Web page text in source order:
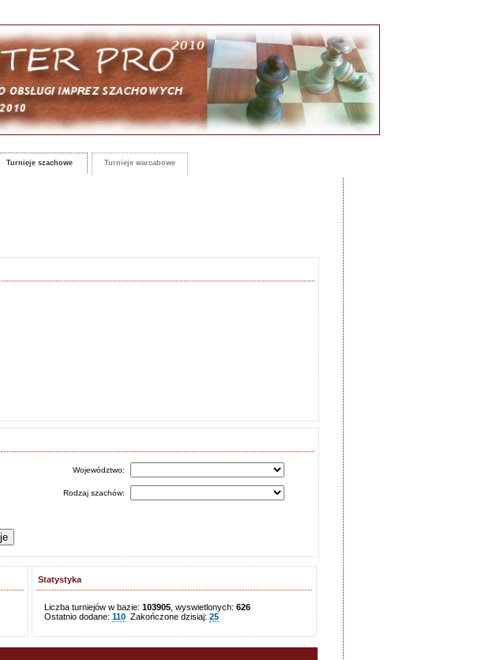
Turnieje szachowe Turnieje warcabowe
Województwo:
Rodzaj szachów:
Statystyka
Liczba turniejów w bazie: 103905 , wyswietlonych: 626
Ostatnio dodane: 110 Zakończone dzisiaj: 25